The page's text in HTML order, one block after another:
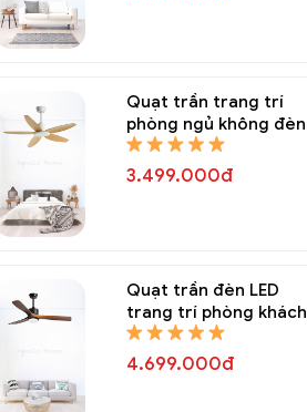
Quạt trần trang trí
phòng ngủ không đèn
QTT 8148A
3.499.000đ
Quạt trần đèn LED
trang trí phòng khách
QTT 8146A
4.699.000đ